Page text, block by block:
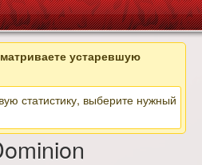
устаревшую
статистику, выберите нужный